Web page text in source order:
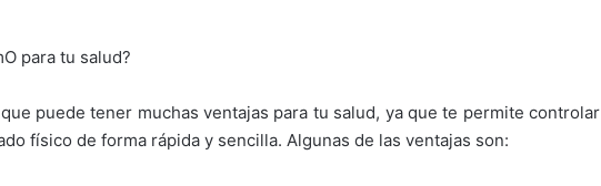
para tu salud?
puede tener muchas ventajas para tu salud, ya que te permite controlar
físico de forma rápida y sencilla. Algunas de las ventajas son: